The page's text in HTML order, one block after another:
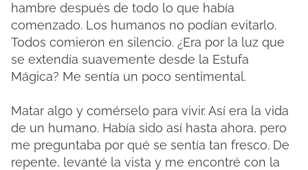
hambre después de todo lo que había
comenzado. Los humanos no podían evitarlo.
Todos comieron en silencio. ¿Era por la luz que
se extendía suavemente desde la Estufa
Mágica? Me sentía un poco sentimental.
Matar algo y comérselo para vivir. Así era la vida
de un humano. Había sido así hasta ahora, pero
me preguntaba por qué se sentía tan fresco. De
repente, levanté la vista y me encontré con la